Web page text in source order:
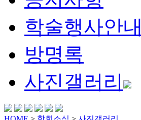
학술행사안내
방명록
사진갤러리